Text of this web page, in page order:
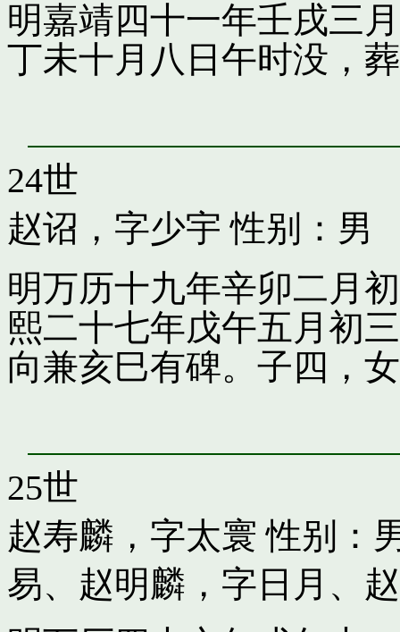
明嘉靖四十一年壬戌三
丁未十月八日午时没，
24世
赵诏，字少宇 性别：男
明万历十九年辛卯二月
熙二十七年戊午五月初
向兼亥巳有碑。子四，
25世
赵寿麟，字太寰 性别：
易、 赵明麟，字日月 、